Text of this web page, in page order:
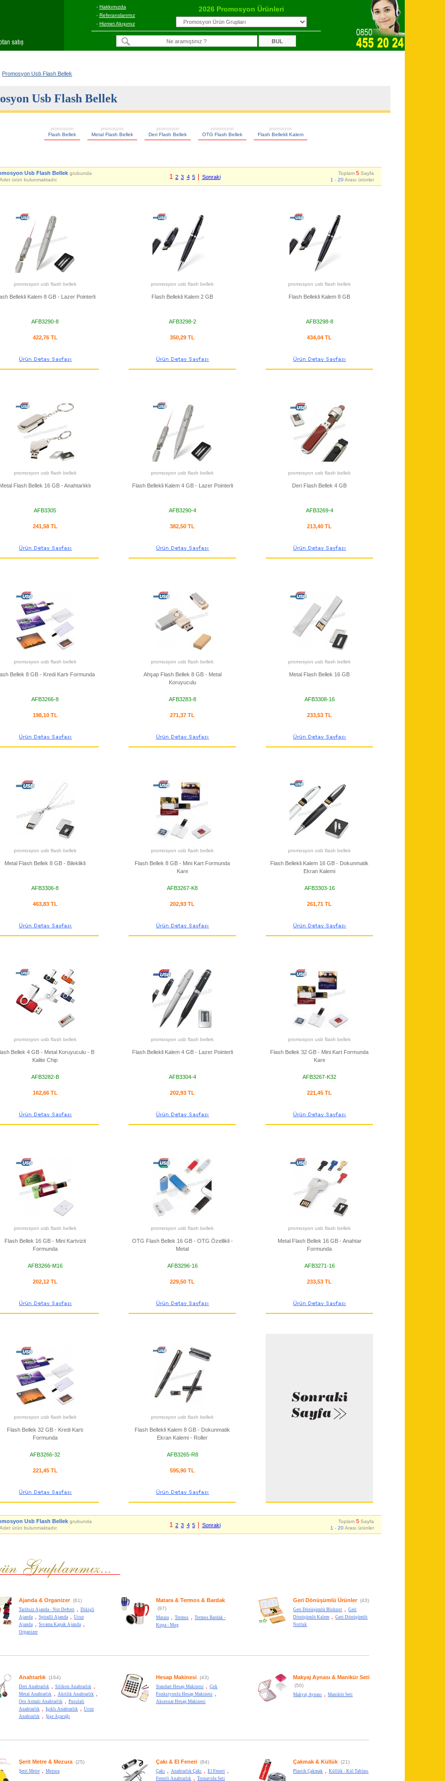
- Hakkımızda
- Referanslarımız
- Hizmet Akışımız
2026 Promosyon Ürünleri
Promosyon Usb Flash Bellek
Usb Flash Bellek
promosyon
Flash Bellek
promosyon
Metal Flash Bellek
promosyon
Deri Flash Bellek
promosyon
OTG Flash Bellek
promosyon
Flash Bellekli Kalem
Usb Flash Bellekgrubunda
ürün bulunmaktadır.
1 2 3 4 5| Sonraki
Toplam5 Sayfa
1 -20Arası ürünler
promosyon usb flash bellek
Bellekli Kalem 8 GB - Lazer Pointerli
AFB3290-8
422,76 TL
promosyon usb flash bellek
Flash Bellekli Kalem 2 GB
AFB3298-2
350,29 TL
promosyon usb flash bellek
Flash Bellekli Kalem 8 GB
AFB3298-8
434,04 TL
promosyon usb flash bellek
Flash Bellek 16 GB - Anahtarlıklı
AFB3305
241,58 TL
promosyon usb flash bellek
Flash Bellekli Kalem 4 GB - Lazer Pointerli
AFB3290-4
382,50 TL
promosyon usb flash bellek
Deri Flash Bellek 4 GB
AFB3269-4
213,40 TL
promosyon usb flash bellek
Bellek 8 GB - Kredi Kartı Formunda
AFB3266-8
198,10 TL
promosyon usb flash bellek
Ahşap Flash Bellek 8 GB - Metal
Koruyuculu
AFB3283-8
271,37 TL
promosyon usb flash bellek
Metal Flash Bellek 16 GB
AFB3308-16
233,53 TL
promosyon usb flash bellek
Metal Flash Bellek 8 GB - Bileklikli
AFB3306-8
463,83 TL
promosyon usb flash bellek
Flash Bellek 8 GB - Mini Kart Formunda
Kare
AFB3267-K8
202,93 TL
promosyon usb flash bellek
Flash Bellekli Kalem 16 GB - Dokunmatik
Ekran Kalemi
AFB3303-16
261,71 TL
promosyon usb flash bellek
Bellek 4 GB - Metal Koruyuculu - B
Kalite Chip
AFB3282-B
162,66 TL
promosyon usb flash bellek
Flash Bellekli Kalem 4 GB - Lazer Pointerli
AFB3304-4
202,93 TL
promosyon usb flash bellek
Flash Bellek 32 GB - Mini Kart Formunda
Kare
AFB3267-K32
221,45 TL
promosyon usb flash bellek
Flash Bellek 16 GB - Mini Kartvizit
Formunda
AFB3266-M16
202,12 TL
promosyon usb flash bellek
OTG Flash Bellek 16 GB - OTG Özellikli -
Metal
AFB3296-16
229,50 TL
promosyon usb flash bellek
Metal Flash Bellek 16 GB - Anahtar
Formunda
AFB3271-16
233,53 TL
promosyon usb flash bellek
Flash Bellek 32 GB - Kredi Kartı
Formunda
AFB3266-32
221,45 TL
promosyon usb flash bellek
Flash Bellekli Kalem 8 GB - Dokunmatik
Ekran Kalemi - Roller
AFB3265-R8
595,90 TL
Usb Flash Bellekgrubunda
ürün bulunmaktadır.
1 2 3 4 5| Sonraki
Toplam5 Sayfa
1 -20Arası ürünler
Ajanda & Organizer(61)
Tarihsiz Ajanda - Not Defteri
Dikişli
Ajanda, Spiralli Ajanda,
Ucuz
Ajanda, Sıvama Kapak Ajanda,
Organizer
Matara & Termos & Bardak
(97)
Matara ,Termos ,Termos Bardak -
Kupa - Mug
Geri Dönüşümlü Ürünler(43)
Geri Dönüşümlü Bloknot ,Geri
Dönüşümlü Kalem
,Geri Dönüşümlü
Notluk
Anahtarlık(164)
Deri Anahtarlık Silikon Anahtarlık
Metal Anahtarlık Akrilik Anahtarlık
Oto Armalı Anahtarlık
Pusulalı
Anahtarlık
Işıklı Anahtarlık
Ucuz
Anahtarlık
Şişe Açacağı
Hesap Makinesi (43)
Standart Hesap Makinesi ,Çok
Fonksiyonlu Hesap Makinesi
Aksesuar Hesap Makinesi
Makyaj Aynası & Manikür Seti
(50)
Makyaj Aynası ,Manikür Seti
Şerit Metre & Mezura(25)
Şerit Metre, Mezura
Çakı & El Feneri (84)
Çakı Anahtarlık Çakı ,El Feneri
Fenerli Anahtarlık ,Tornavida Seti
Çakmak & Küllük (21)
Plastik Çakmak ,Küllük - Kül Tablası